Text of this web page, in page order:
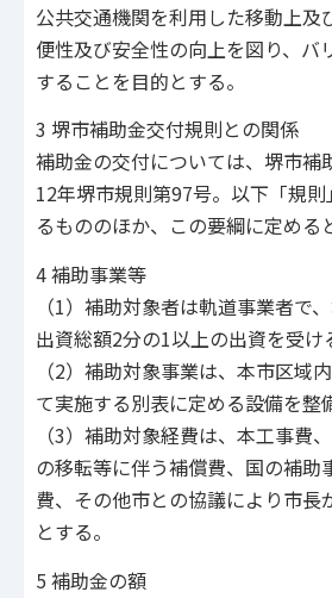
公共交通機関を利用した移動上及
便性及び安全性の向上を図り、バ
することを目的とする。
3 堺市補助金交付規則との関係
補助金の交付については、堺市補
12年堺市規則第97号。以下「規
るもののほか、この要綱に定める
4 補助事業等
（1）補助対象者は軌道事業者で
出資総額2分の1以上の出資を受け
（2）補助対象事業は、本市区域
て実施する別表に定める設備を整
（3）補助対象経費は、本工事費
の移転等に伴う補償費、国の補助
費、その他市との協議により市長
とする。
5 補助金の額